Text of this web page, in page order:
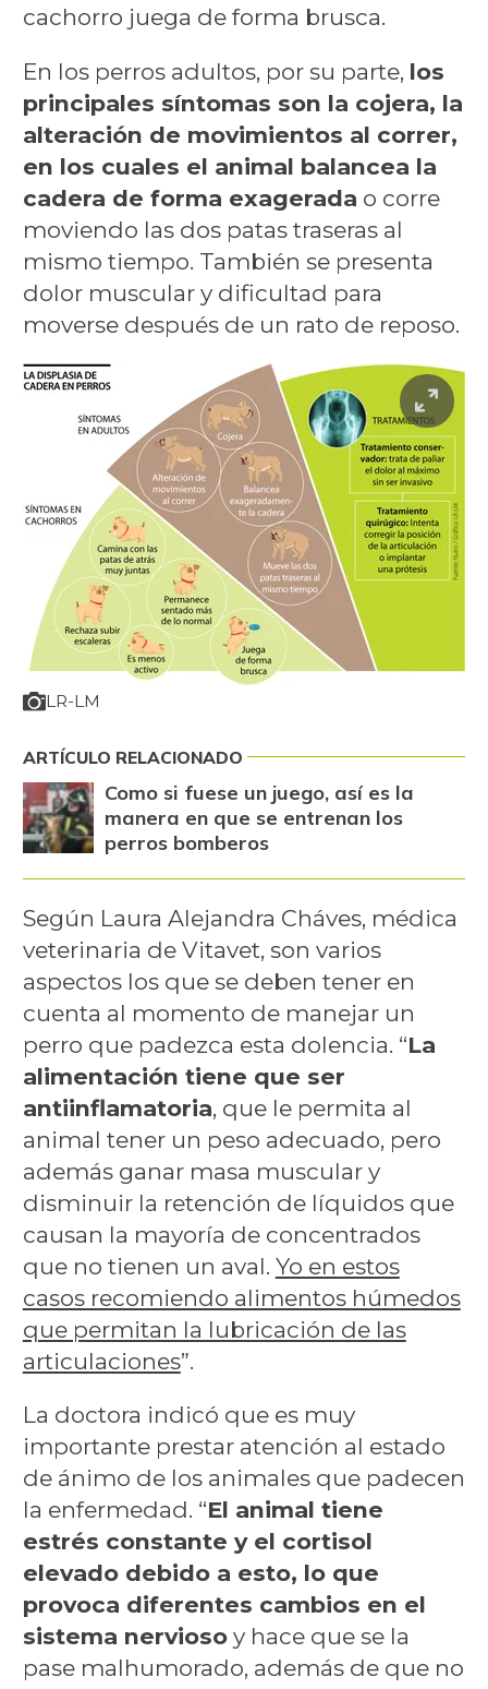
cachorro juega de forma brusca.
En los perros adultos, por su parte, los
principales síntomas son la cojera, la
alteración de movimientos al correr,
en los cuales el animal balancea la
cadera de forma exagerada o corre
moviendo las dos patas traseras al
mismo tiempo. También se presenta
dolor muscular y dificultad para
moverse después de un rato de reposo.
LR-LM
ARTÍCULO RELACIONADO
Como si fuese un juego, así es la
manera en que se entrenan los
perros bomberos
Según Laura Alejandra Cháves, médica
veterinaria de Vitavet, son varios
aspectos los que se deben tener en
cuenta al momento de manejar un
perro que padezca esta dolencia. “La
alimentación tiene que ser
antiinflamatoria, que le permita al
animal tener un peso adecuado, pero
además ganar masa muscular y
disminuir la retención de líquidos que
causan la mayoría de concentrados
que no tienen un aval. Yo en estos
casos recomiendo alimentos húmedos
que permitan la lubricación de las
articulaciones”.
La doctora indicó que es muy
importante prestar atención al estado
de ánimo de los animales que padecen
la enfermedad. “El animal tiene
estrés constante y el cortisol
elevado debido a esto, lo que
provoca diferentes cambios en el
sistema nerviosoy hace que se la
pase malhumorado, además de que no